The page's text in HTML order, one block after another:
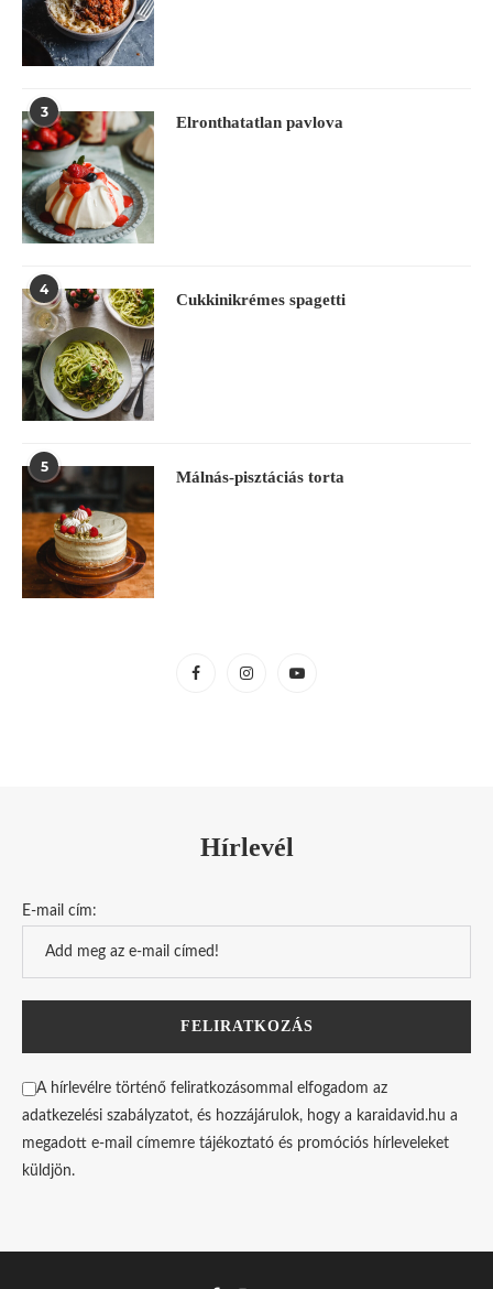
3
Elronthatatlan pavlova
4
Cukkinikrémes spagetti
5
Málnás-pisztáciás torta
Hírlevél
E-mail cím:
A hírlevélre történő feliratkozásommal elfogadom az
adatkezelési szabályzatot, és hozzájárulok, hogy a karaidavid.hu a
megadott e-mail címemre tájékoztató és promóciós hírleveleket
küldjön.